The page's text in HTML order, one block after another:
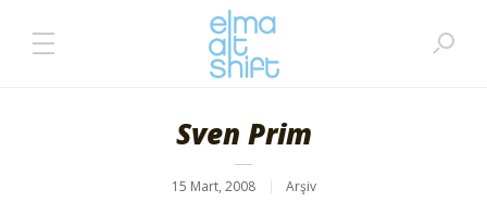
Sven Prim
15 Mart, 2008 Arşiv